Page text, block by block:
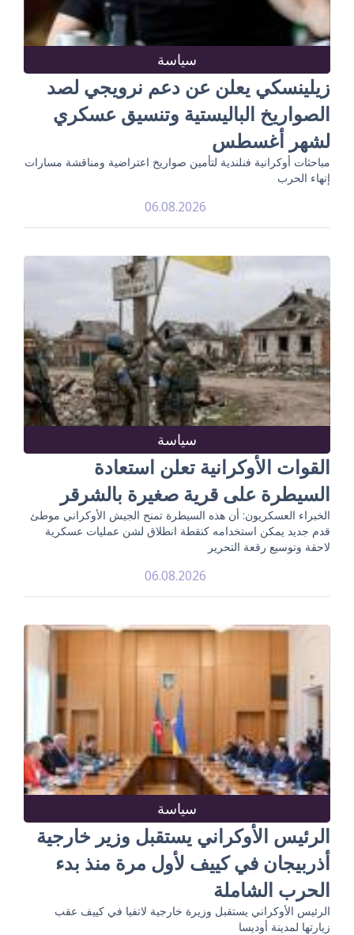
سياسة
زيلينسكي يعلن عن دعم نرويجي لصد
الصواريخ الباليستية وتنسيق عسكري
لشهر أغسطس
مباحثات أوكرانية فنلندية لتأمين صواريخ اعتراضية ومناقشة مسارات
إنهاء الحرب
06.08.2026
سياسة
القوات الأوكرانية تعلن استعادة
السيطرة على قرية صغيرة بالشرقر
الخبراء العسكريون: أن هذه السيطرة تمنح الجيش الأوكراني موطئ
قدم جديد يمكن استخدامه كنقطة انطلاق لشن عمليات عسكرية
لاحقة وتوسيع رقعة التحرير
06.08.2026
سياسة
الرئيس الأوكراني يستقبل وزير خارجية
أذربيجان في كييف لأول مرة منذ بدء
الحرب الشاملة
الرئيس الأوكراني يستقبل وزيرة خارجية لاتفيا في كييف عقب
زيارتها لمدينة أوديسا